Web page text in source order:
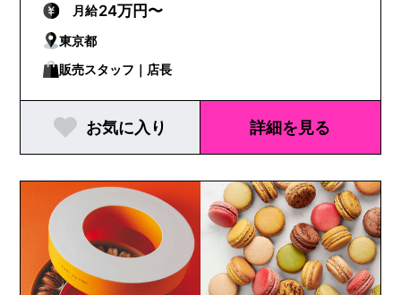
月給24万円〜
東京都
販売スタッフ｜店長
お気に入り 詳細を見る